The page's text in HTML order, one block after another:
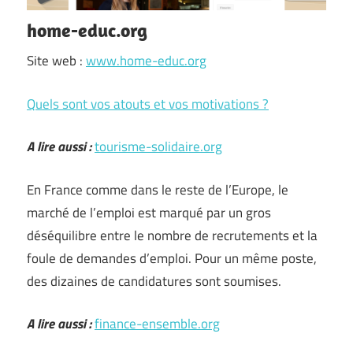
home-educ.org
Site web :www.home-educ.org
Quels sont vos atouts et vos motivations ?
A lire aussi :tourisme-solidaire.org
En France comme dans le reste de l’Europe, le
marché de l’emploi est marqué par un gros
déséquilibre entre le nombre de recrutements et la
foule de demandes d’emploi. Pour un même poste,
des dizaines de candidatures sont soumises.
A lire aussi :finance-ensemble.org